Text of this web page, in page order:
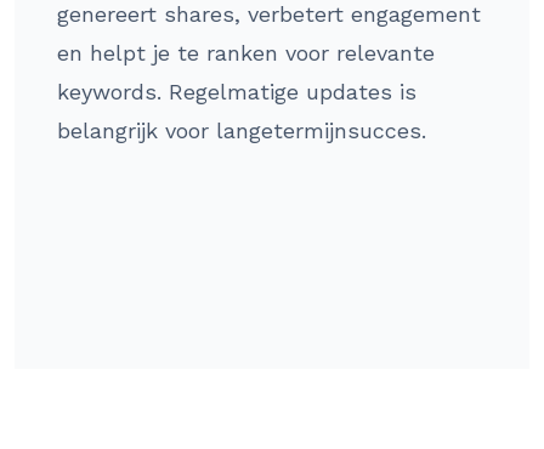
genereert shares, verbetert engagement
en helpt je te ranken voor relevante
keywords. Regelmatige updates is
belangrijk voor langetermijnsucces.